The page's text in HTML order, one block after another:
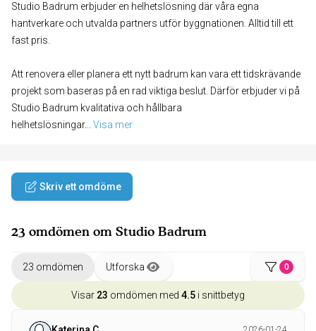
Studio Badrum erbjuder en helhetslösning där våra egna
hantverkare och utvalda partners utför byggnationen. Alltid till ett
fast pris.
Att renovera eller planera ett nytt badrum kan vara ett tidskrävande
projekt som baseras på en rad viktiga beslut. Därför erbjuder vi på
Studio Badrum kvalitativa och hållbara
helhetslösningar... Visa mer
Skriv ett omdöme
23 omdömen om Studio Badrum
23 omdömen Utforska 0
Visar 23 omdömen med 4.5 i snittbetyg